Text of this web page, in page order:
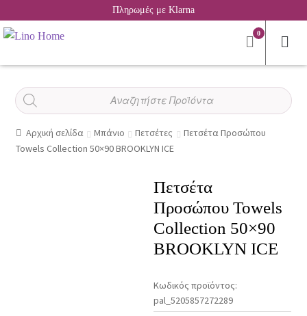
Πληρωμές με Klarna
0
Αναζήτηση
προϊόντων
Αρχική σελίδα Μπάνιο Πετσέτες
Πετσέτα Προσώπου
Towels Collection 50×90 BROOKLYN ICE
Πετσέτα
Προσώπου Towels
Collection 50×90
BROOKLYN ICE
Κωδικός προϊόντος:
pal_5205857272289